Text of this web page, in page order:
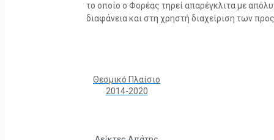
το οποίο ο Φορέας τηρεί απαρέγκλιτα με
διαφάνεια και στη χρηστή διαχείριση των
Θεσμικό Πλαίσιο
2014-2020